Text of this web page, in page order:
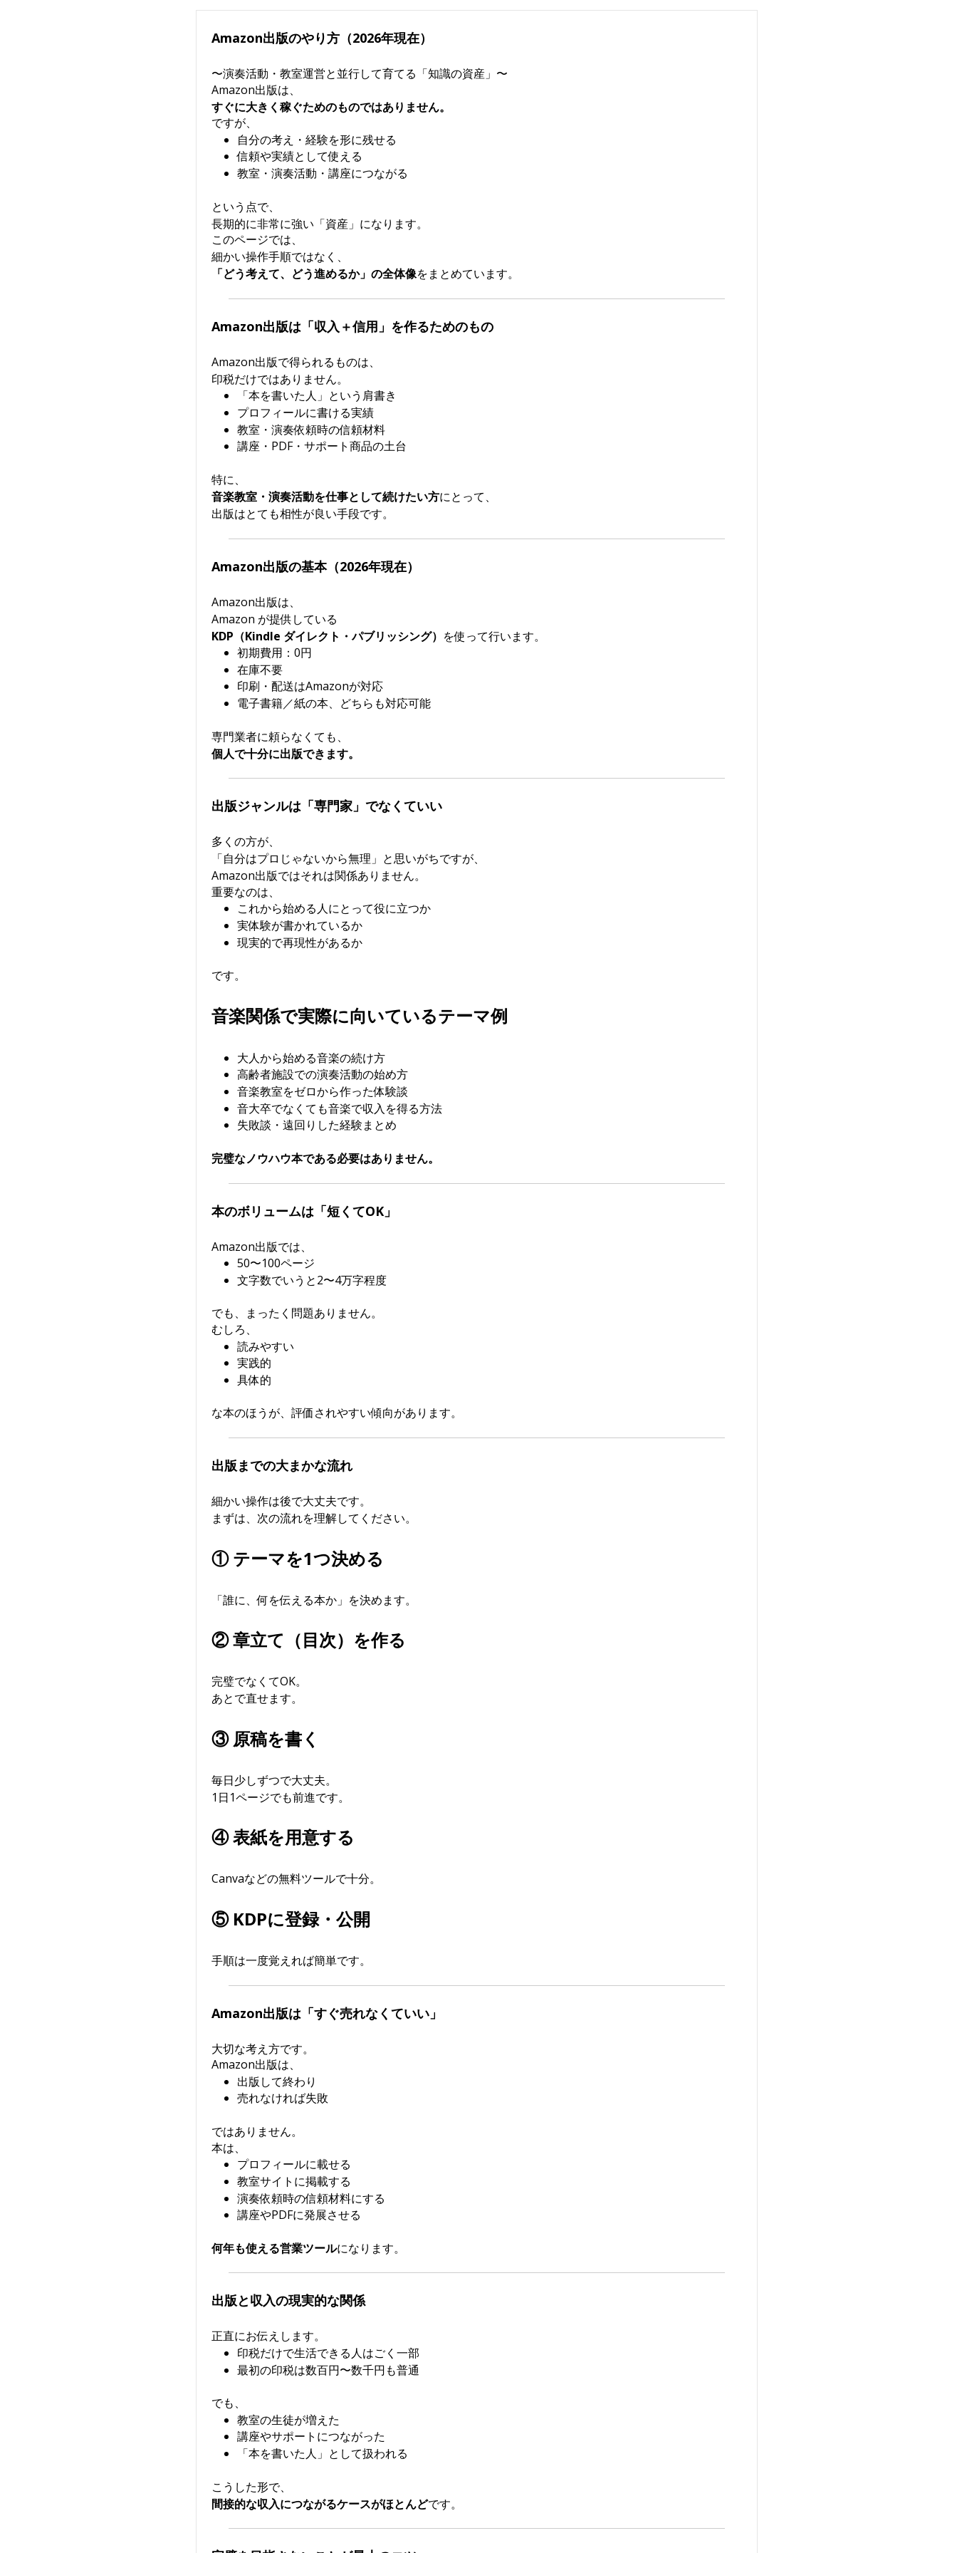
Amazon出版のやり方（2026年現在）
〜演奏活動・教室運営と並行して育てる「知識の資産」〜
Amazon出版は、
すぐに大きく稼ぐためのものではありません。
ですが、
自分の考え・経験を形に残せる
信頼や実績として使える
教室・演奏活動・講座につながる
という点で、
長期的に非常に強い「資産」になります。
このページでは、
細かい操作手順ではなく、
「どう考えて、どう進めるか」の全体像をまとめています。
Amazon出版は「収入＋信用」を作るためのもの
Amazon出版で得られるものは、
印税だけではありません。
「本を書いた人」という肩書き
プロフィールに書ける実績
教室・演奏依頼時の信頼材料
講座・PDF・サポート商品の土台
特に、
音楽教室・演奏活動を仕事として続けたい方にとって、
出版はとても相性が良い手段です。
Amazon出版の基本（2026年現在）
Amazon出版は、
Amazon が提供している
KDP（Kindle ダイレクト・パブリッシング） を使って行います。
初期費用：0円
在庫不要
印刷・配送はAmazonが対応
電子書籍／紙の本、どちらも対応可能
専門業者に頼らなくても、
個人で十分に出版できます。
出版ジャンルは「専門家」でなくていい
多くの方が、
「自分はプロじゃないから無理」と思いがちですが、
Amazon出版ではそれは関係ありません。
重要なのは、
これから始める人にとって役に立つか
実体験が書かれているか
現実的で再現性があるか
です。
音楽関係で実際に向いているテーマ例
大人から始める音楽の続け方
高齢者施設での演奏活動の始め方
音楽教室をゼロから作った体験談
音大卒でなくても音楽で収入を得る方法
失敗談・遠回りした経験まとめ
完璧なノウハウ本である必要はありません。
本のボリュームは「短くてOK」
Amazon出版では、
50〜100ページ
文字数でいうと2〜4万字程度
でも、まったく問題ありません。
むしろ、
読みやすい
実践的
具体的
な本のほうが、評価されやすい傾向があります。
出版までの大まかな流れ
細かい操作は後で大丈夫です。
まずは、次の流れを理解してください。
① テーマを1つ決める
「誰に、何を伝える本か」を決めます。
② 章立て（目次）を作る
完璧でなくてOK。
あとで直せます。
③ 原稿を書く
毎日少しずつで大丈夫。
1日1ページでも前進です。
④ 表紙を用意する
Canvaなどの無料ツールで十分。
⑤ KDPに登録・公開
手順は一度覚えれば簡単です。
Amazon出版は「すぐ売れなくていい」
大切な考え方です。
Amazon出版は、
出版して終わり
売れなければ失敗
ではありません。
本は、
プロフィールに載せる
教室サイトに掲載する
演奏依頼時の信頼材料にする
講座やPDFに発展させる
何年も使える営業ツールになります。
出版と収入の現実的な関係
正直にお伝えします。
印税だけで生活できる人はごく一部
最初の印税は数百円〜数千円も普通
でも、
教室の生徒が増えた
講座やサポートにつながった
「本を書いた人」として扱われる
こうした形で、
間接的な収入につながるケースがほとんどです。